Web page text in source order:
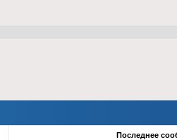
Последнее